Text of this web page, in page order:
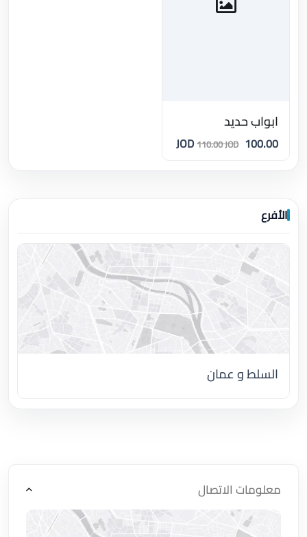
ابواب حديد
100.00 JOD
110.00 JOD
الأفرع
السلط و عمان
معلومات الاتصال